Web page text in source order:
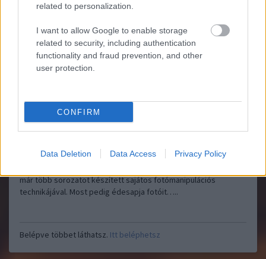
related to personalization.
I want to allow Google to enable storage
related to security, including authentication
functionality and fraud prevention, and other
user protection.
CONFIRM
Data Deletion Data Access Privacy Policy
elmerengett, hogy ezek a…..
Eyecandies with Urbanista Szuperhős 2014.06.14 09:37:10
minden apuka szívesen hall a gyerekétől. Giulia Pex azonban
már több sorozatot készített sajátos fotómanipulációs
technikájával. Most pedig édesapja fotóit…..
Belépve többet láthatsz. Itt beléphetsz